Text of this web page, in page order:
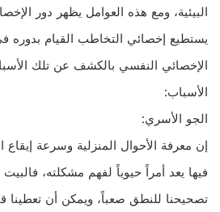
البيئية، ومع هذه العوامل يظهر دور
يستطيع إخصائي التخاطب القيام بدوره
الإخصائي النفسي بالكشف عن تلك
الأسباب:
الجو الأسري:
إن معرفة الأحوال المنزلية وسرعة إيقاع
فيها يعد أمراً حيوياً لفهم مشكلته،
تصحيحنا للنطق صعباً، ويمكن أن تعطينا